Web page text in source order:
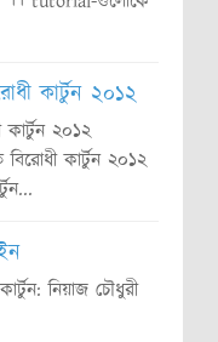
কার্টুন ২০১২
কার্টুন ২০১২
কার্টুন ২০১২
নিয়াজ চৌধুরী